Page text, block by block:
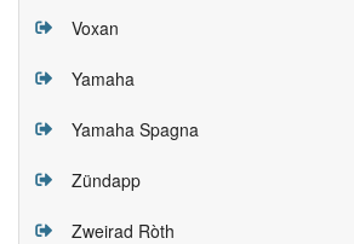
Voxan
Yamaha
Yamaha Spagna
Zündapp
Zweirad Ròth